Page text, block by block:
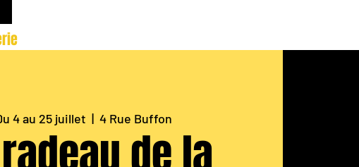
4 au 25 juillet
  |
4 Rue Buffon